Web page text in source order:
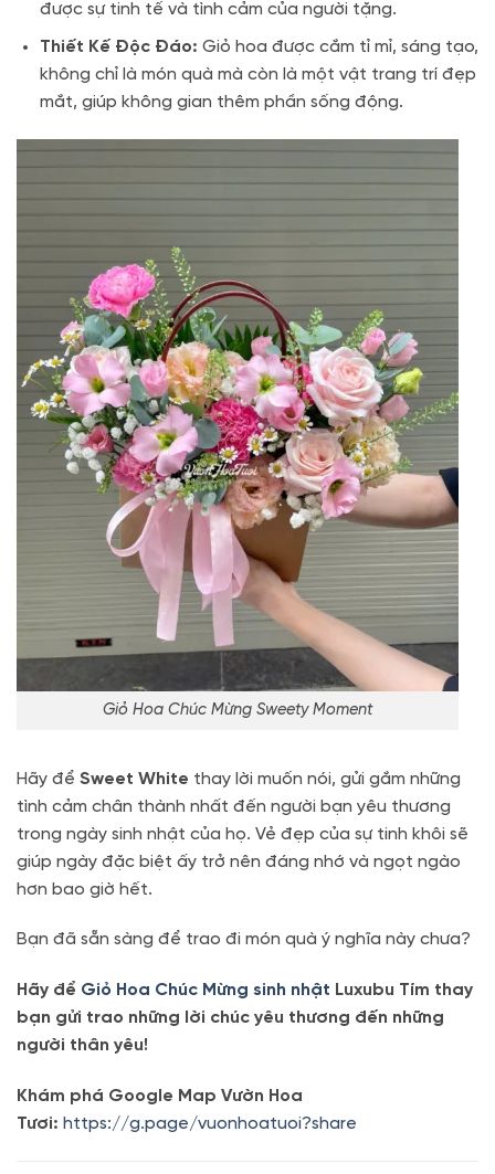
được sự tinh tế và tình cảm của người tặng.
Thiết Kế Độc Đáo: Giỏ hoa được cắm tỉ mỉ, sáng tạo,
không chỉ là món quà mà còn là một vật trang trí đẹp
mắt, giúp không gian thêm phần sống động.
Giỏ Hoa Chúc Mừng Sweety Moment
Hãy để Sweet White thay lời muốn nói, gửi gắm những
tình cảm chân thành nhất đến người bạn yêu thương
trong ngày sinh nhật của họ. Vẻ đẹp của sự tinh khôi sẽ
giúp ngày đặc biệt ấy trở nên đáng nhớ và ngọt ngào
hơn bao giờ hết.
Bạn đã sẵn sàng để trao đi món quà ý nghĩa này chưa?
Hãy để Giỏ Hoa Chúc Mừng sinh nhật Luxubu Tím thay
bạn gửi trao những lời chúc yêu thương đến những
người thân yêu!
Khám phá Google Map Vườn Hoa
Tươi: https://g.page/vuonhoatuoi?share